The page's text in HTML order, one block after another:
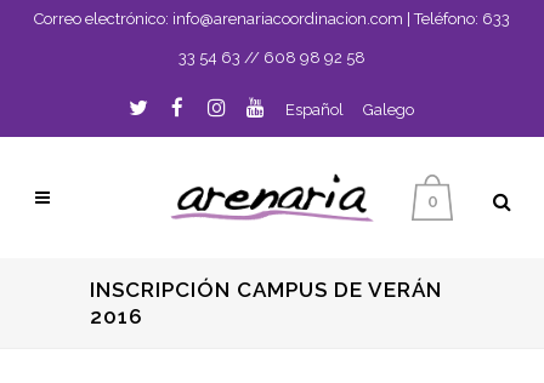
Correo electrónico: info@arenariacoordinacion.com | Teléfono: 633
33 54 63 // 608 98 92 58
Español Galego
0
INSCRIPCIÓN CAMPUS DE VERÁN
2016